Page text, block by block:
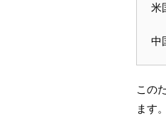
米
中
この
ます。